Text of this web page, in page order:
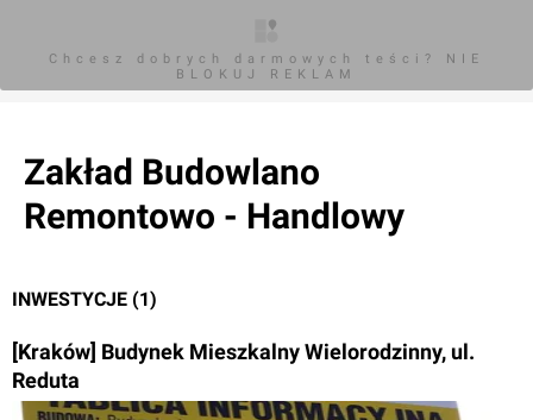
Chcesz dobrych darmowych teści? NIE
BLOKUJ REKLAM
Zakład Budowlano
Remontowo - Handlowy
INWESTYCJE (1)
[Kraków] Budynek Mieszkalny Wielorodzinny, ul.
Reduta